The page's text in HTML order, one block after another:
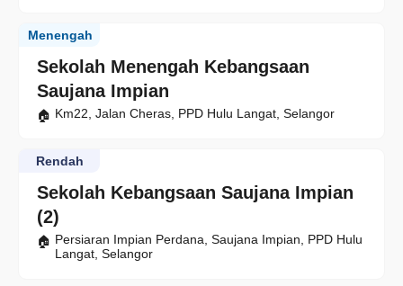
Sekolah Menengah Kebangsaan
Saujana Impian
Menengah
Km22, Jalan Cheras, PPD Hulu Langat, Selangor
Sekolah Kebangsaan Saujana Impian
(2)
Rendah
Persiaran Impian Perdana, Saujana Impian, PPD Hulu
Langat, Selangor